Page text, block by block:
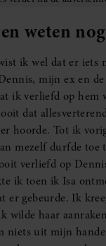
weten
ik wel dat er iets
mijn ex en
ik verliefd op hem
dat
hoorde. Tot ik
mezelf durfde toe
verliefd op
ik toen ik Isa
gebeurde. Ik
wilde haar
niets uit mijn